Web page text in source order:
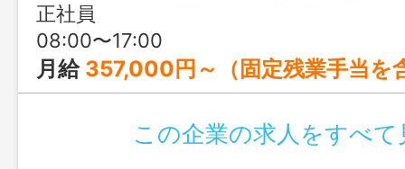
正社員
08:00〜17:00
月給 357,000円～（固定残業手当を
この企業の求人をすべて